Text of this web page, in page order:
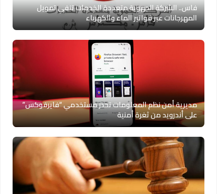
فاس.. الشركة الجهوية متعددة الخدمات تنفي تمويل
المهرجانات عبر فواتير الماء والكهرباء
مديرية أمن نظم المعلومات تحذر مستخدمي “فايرفوكس”
على أندرويد من ثغرة أمنية